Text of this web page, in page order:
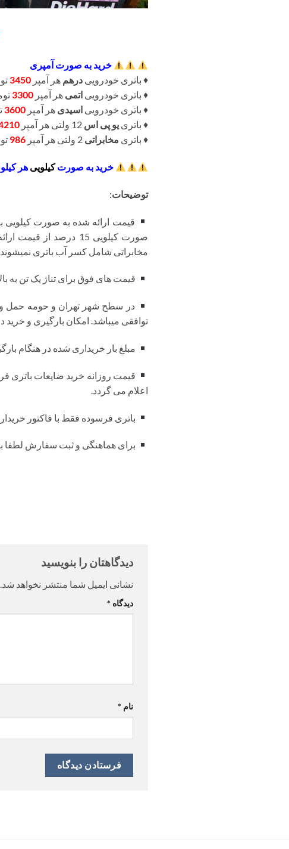
خرید به صورت آمپری
♦️ باتری خودرویی درهم هر آمپر 3450
♦️ باتری خودرویی اتمی هر آمپر 3300
♦️ باتری خودرویی اسیدی هر آمپر 3600
♦️ باتری یو پی اس
♦️ باتری مخابراتی 986
خرید به صورتکیلویی هر کیلو
توضیحات:
قیمت ارائه شده به صورت کیلویی
صورت کیلویی 15
مخابراتی شامل کسر آب باتری نمیشوند.
قیمت های فوق برای تناژ یک تن به
در سطح شهر تهران و حومه حمل و
توافقی میباشد. امکان بارگیری و خرید
مبلغ بار خریداری شده در هنگام
اعلام می گردد.
باتری فرسوده فقط با فاکتور
برای هماهنگی و ثبت سفارش لطفا با شماره تلفن
دیدگاهتان را بنویسید
نشانی ایمیل شما منتشر نخواهد شد.
دیدگاه *
نام *